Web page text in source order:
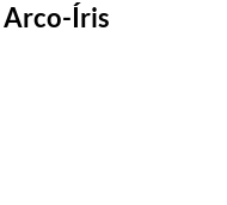
Arco-Íris